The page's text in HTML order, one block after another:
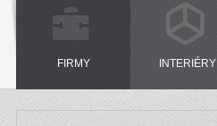
FIRMY INTERIÉRY